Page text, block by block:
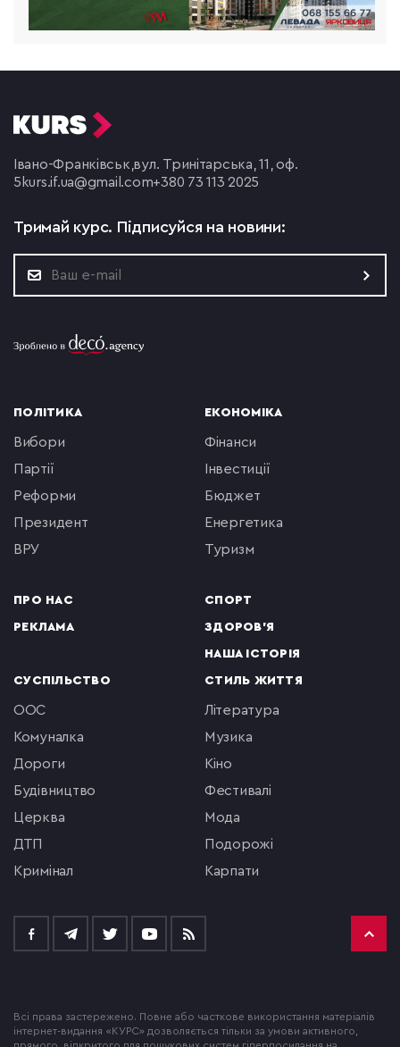
Івано-Франківськ,вул. Тринітарська, 11, оф.
5 kurs.if.ua@gmail.com+380 73 113 2025
Тримай курс. Підписуйся на новини:
ПОЛІТИКА
вибори
партії
реформи
президент
ВРУ
ПРО НАС
РЕКЛАМА
ЕКОНОМІКА
фінанси
інвестиції
бюджет
енергетика
туризм
СПОРТ
ЗДОРОВ'Я
НАША ІСТОРІЯ
СУСПІЛЬСТВО
ООС
комуналка
Дороги
будівництво
церква
ДТП
кримінал
СТИЛЬ ЖИТТЯ
література
музика
кіно
фестивалі
мода
подорожі
Карпати
Всі права застережено. Повне або часткове використання матеріалів
інтернет-видання «КУРС» дозволяється тільки за умови активного,